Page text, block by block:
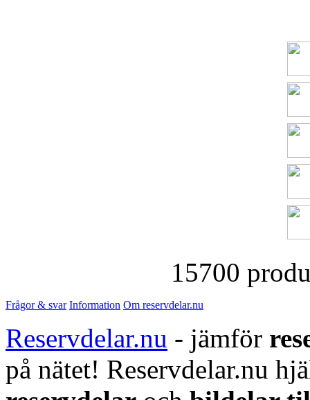
15700
Frågor & svar Information Om reservdelar.nu
Reservdelar.nu - jämför
på nätet! Reservdelar.nu